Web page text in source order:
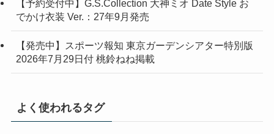
【予約受付中】G.S.Collection 大神ミオ Date Style お
でかけ衣装 Ver.：27年9月発売
【発売中】スポーツ報知 東京ガーデンシアター特別版
2026年7月29日付 桃鈴ねね掲載
よく使われるタグ